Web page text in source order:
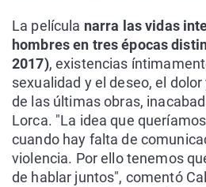
La película narra las vidas
hombres en tres épocas
2017), existencias
sexualidad y el deseo, el
de las últimas obras,
Lorca. "La idea que
cuando hay falta de
violencia. Por ello tenemos
de hablar juntos", comentó